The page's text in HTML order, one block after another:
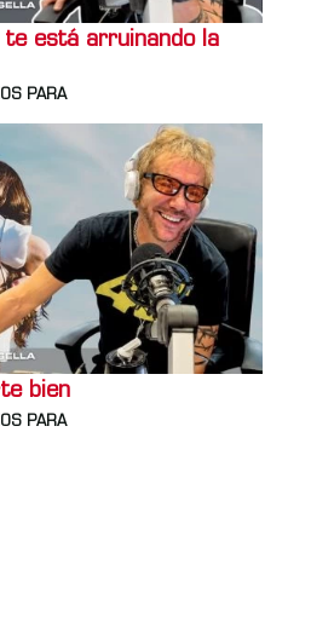
te está arruinando la
PARA
bien
PARA